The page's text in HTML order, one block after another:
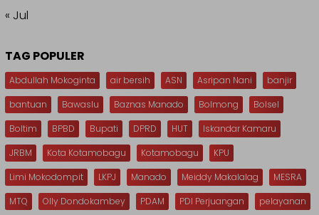
« Jul
TAG POPULER
Abdullah Mokoginta air bersih ASN Asripan Nani
banjir
bantuan
Bawaslu Baznas Manado Bolmong
Bolsel
Boltim
BPBD Bupati DPRD HUT
Iskandar Kamaru
JRBM
Kota Kotamobagu Kotamobagu
KPU
Limi Mokodompit
LKPJ Manado Meiddy Makalalag
MESRA
MTQ
Olly Dondokambey PDAM PDI Perjuangan
pelayanan